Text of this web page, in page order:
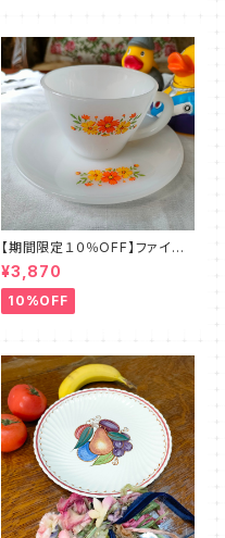
【期間限定１０％OFF】ファイア
ーキング・フラワー・カップ＆ソー
サー（FKFW0002）
¥3,870
10%OFF